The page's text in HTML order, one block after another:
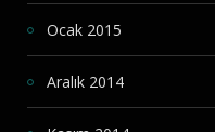
Ocak 2015
Aralık 2014